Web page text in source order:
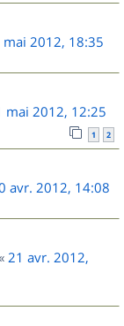
mai 2012, 18:35
mai 2012, 12:25
1 2
avr. 2012, 14:08
21 avr. 2012,